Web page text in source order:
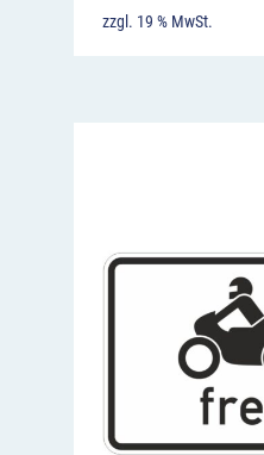
zzgl. 19 % MwSt.